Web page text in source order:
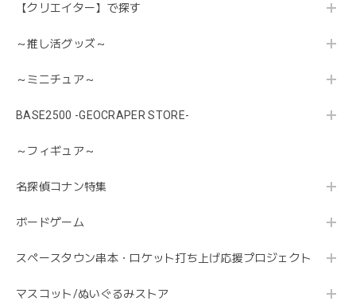
【クリエイター】で探す
～推し活グッズ～
～ミニチュア～
BASE2500 -GEOCRAPER STORE-
～フィギュア～
名探偵コナン特集
ボードゲーム
スペースタウン串本・ロケット打ち上げ応援プロジェクト
マスコット/ぬいぐるみストア